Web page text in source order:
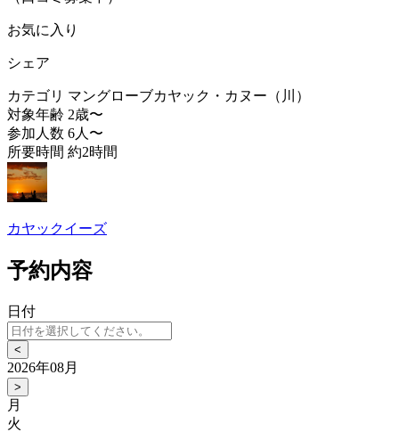
お気に入り
シェア
カテゴリ マングローブカヤック・カヌー（川）
対象年齢 2歳〜
参加人数 6人〜
所要時間 約2時間
カヤックイーズ
予約内容
日付
<
2026年08月
>
月
火